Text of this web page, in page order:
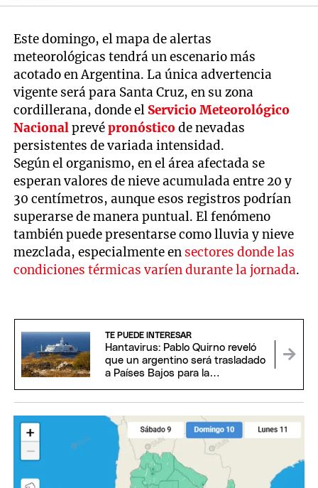
Este domingo, el mapa de alertas
meteorológicas tendrá un escenario más
acotado en Argentina. La única advertencia
vigente será para Santa Cruz, en su zona
cordillerana, donde el Servicio Meteorológico
Nacionalprevépronósticode nevadas
persistentes de variada intensidad.
Según el organismo, en el área afectada se
esperan valores de nieve acumulada entre 20 y
30 centímetros, aunque esos registros podrían
superarse de manera puntual. El fenómeno
también puede presentarse como lluvia y nieve
mezclada, especialmente en sectores donde las
condiciones térmicas varíen durante la jornada.
TE PUEDE INTERESAR
Hantavirus: Pablo Quirno reveló
que un argentino será trasladado
a Países Bajos para la